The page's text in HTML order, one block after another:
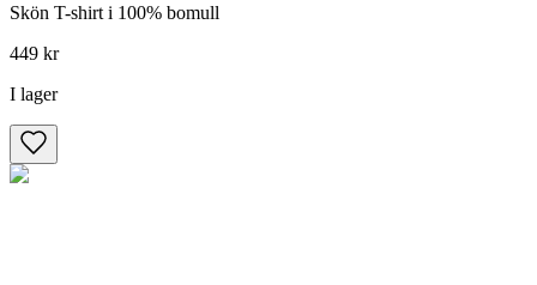
Skön T-shirt i 100% bomull
449 kr
I lager